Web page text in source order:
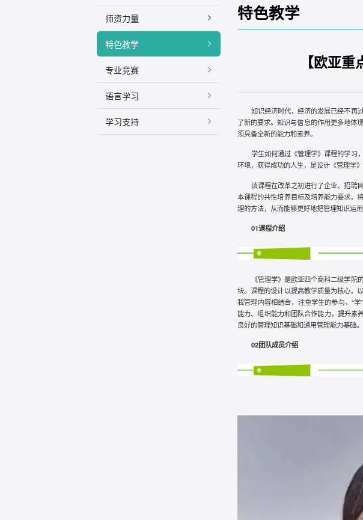
师资力量
特色教学
专业竞赛
语言学习
学习支持
特色教学
【欧亚
知识经济时代，经济的发展已经不再
了新的要求。知识与信息的作用更多地体
须具备全新的能力和素养。
学生如何通过《管理学》课程的学习
环境，获得成功的人生，是设计《管理学
该课程在改革之初进行了企业、招聘
本课程的共性培养目标及培养能力要求，
理的方法，从而能够更好地把管理知识运
01课程介绍
《管理学》是欧亚四个商科二级学
块。课程的设计以提高教学质量为核心，
我管理内容相结合，注重学生的参与，“
能力、组织能力和团队合作能力，提升素
良好的管理知识基础和通用管理能力基础。
02团队成员介绍